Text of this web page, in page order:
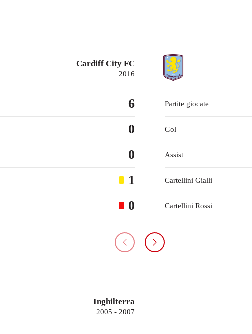
Cardiff City FC
2016
6
0
0
1
0
Partite giocate
Gol
Assist
Cartellini Gialli
Cartellini Rossi
Inghilterra
2005 - 2007